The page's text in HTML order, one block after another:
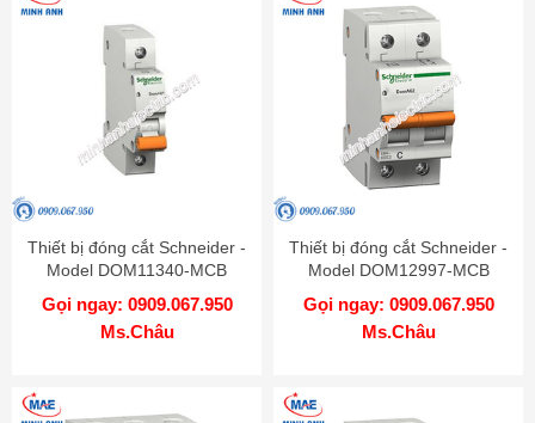
Thiết bị đóng cắt Schneider -
Model DOM11340-MCB
Gọi ngay: 0909.067.950
Ms.Châu
Thiết bị đóng cắt Schneider -
Model DOM12997-MCB
Gọi ngay: 0909.067.950
Ms.Châu